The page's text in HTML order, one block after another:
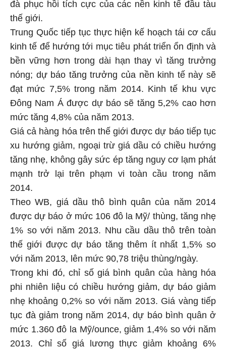
đà phục hồi tích cực của các nền kinh tế đầu tàu
thế giới.
Trung Quốc tiếp tục thực hiện kế hoạch tái cơ cấu
kinh tế để hướng tới mục tiêu phát triển ổn định và
bền vững hơn trong dài hạn thay vì tăng trưởng
nóng; dự báo tăng trưởng của nền kinh tế này sẽ
đạt mức 7,5% trong năm 2014. Kinh tế khu vực
Đông Nam Á được dự báo sẽ tăng 5,2% cao hơn
mức tăng 4,8% của năm 2013.
Giá cả hàng hóa trên thế giới được dự báo tiếp tục
xu hướng giảm, ngoại trừ giá dầu có chiều hướng
tăng nhẹ, không gây sức ép tăng nguy cơ lạm phát
mạnh trở lại trên phạm vi toàn cầu trong năm
2014.
Theo WB, giá dầu thô bình quân của năm 2014
được dự báo ở mức 106 đô la Mỹ/ thùng, tăng nhẹ
1% so với năm 2013. Nhu cầu dầu thô trên toàn
thế giới được dự báo tăng thêm ít nhất 1,5% so
với năm 2013, lên mức 90,78 triệu thùng/ngày.
Trong khi đó, chỉ số giá bình quân của hàng hóa
phi nhiên liệu có chiều hướng giảm, dự báo giảm
nhẹ khoảng 0,2% so với năm 2013. Giá vàng tiếp
tục đà giảm trong năm 2014, dự báo bình quân ở
mức 1.360 đô la Mỹ/ounce, giảm 1,4% so với năm
2013. Chỉ số giá lương thực giảm khoảng 6%